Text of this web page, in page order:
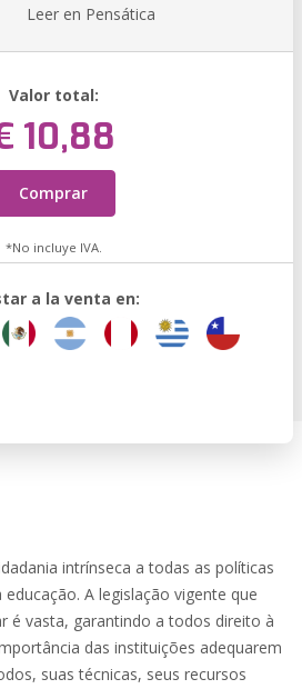
Leer en Pensática
Valor total:
10,88
Comprar
*No incluye IVA.
a la venta en:
intrínseca a todas as políticas
A legislação vigente que
é vasta, garantindo a todos direito à
das instituições adequarem
suas técnicas, seus recursos